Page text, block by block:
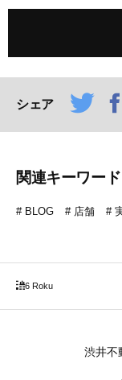
シェア
関連キーワード
BLOG 店舗
6 Roku
渋井不